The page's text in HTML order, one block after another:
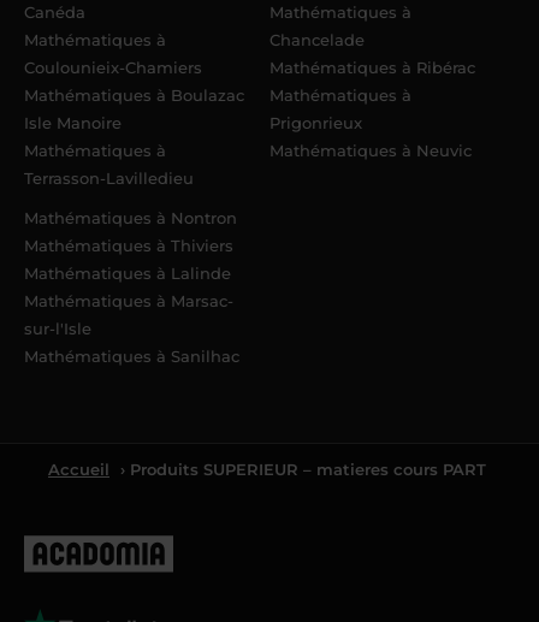
Canéda
Mathématiques à
Coulounieix-Chamiers
Mathématiques à Boulazac
Isle Manoire
Mathématiques à
Terrasson-Lavilledieu
Mathématiques à
Chancelade
Mathématiques à Ribérac
Mathématiques à
Prigonrieux
Mathématiques à Neuvic
Mathématiques à Nontron
Mathématiques à Thiviers
Mathématiques à Lalinde
Mathématiques à Marsac-
sur-l'Isle
Mathématiques à Sanilhac
Accueil › Produits SUPERIEUR – matieres cours PART